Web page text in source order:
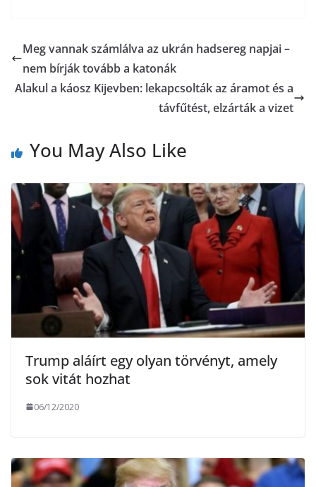
b
o
t
e
r
z
m
Meg vannak számlálva az ukrán hadsereg napjai –
nem bírják tovább a katonák
Alakul a káosz Kijevben: lekapcsolták az áramot és a
távfűtést, elzárták a vizet
You May Also Like
Trump aláírt egy olyan törvényt, amely
sok vitát hozhat
06/12/2020